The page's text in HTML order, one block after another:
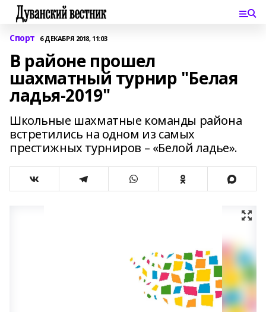
Спорт 6 ДЕКАБРЯ 2018, 11:03
В районе прошел
шахматный турнир "Белая
ладья-2019"
Школьные шахматные команды района
встретились на одном из самых
престижных турниров – «Белой ладье».